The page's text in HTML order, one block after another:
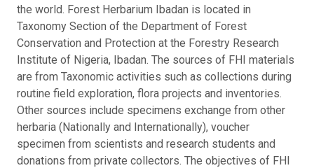
the world. Forest Herbarium Ibadan is located in
Taxonomy Section of the Department of Forest
Conservation and Protection at the Forestry Research
Institute of Nigeria, Ibadan. The sources of FHI materials
are from Taxonomic activities such as collections during
routine field exploration, flora projects and inventories.
Other sources include specimens exchange from other
herbaria (Nationally and Internationally), voucher
specimen from scientists and research students and
donations from private collectors. The objectives of FHI